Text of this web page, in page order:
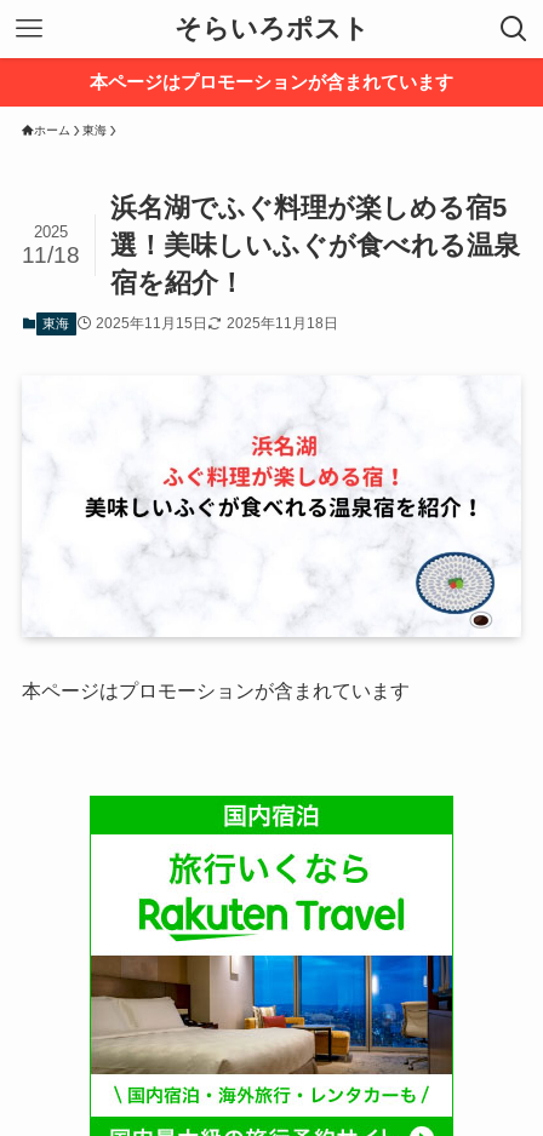
そらいろポスト
本ページはプロモーションが含まれています
ホーム 東海
浜名湖でふぐ料理が楽しめる宿5
選！美味しいふぐが食べれる温泉
宿を紹介！
2025
11/18
東海 2025年11月15日 2025年11月18日
本ページはプロモーションが含まれています